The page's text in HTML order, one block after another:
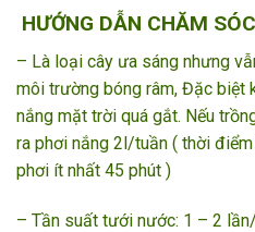
HƯỚNG DẪN CHĂM SÓC
– Là loại cây ưa sáng nhưng
môi trường bóng râm, Đặc biệt
nắng mặt trời quá gắt. Nếu
ra phơi nắng 2l/tuần ( thời
phơi ít nhất 45 phút )
– Tần suất tưới nước: 1 – 2